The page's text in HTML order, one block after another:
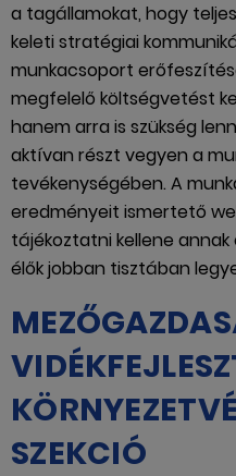
a tagállamokat, hogy
keleti stratégiai
munkacsoport
megfelelő költségvetést
hanem arra is szükség
aktívan részt vegyen a
tevékenységében. A
eredményeit ismertető
tájékoztatni kellene annak
élők jobban tisztában
SZEKCIÓ